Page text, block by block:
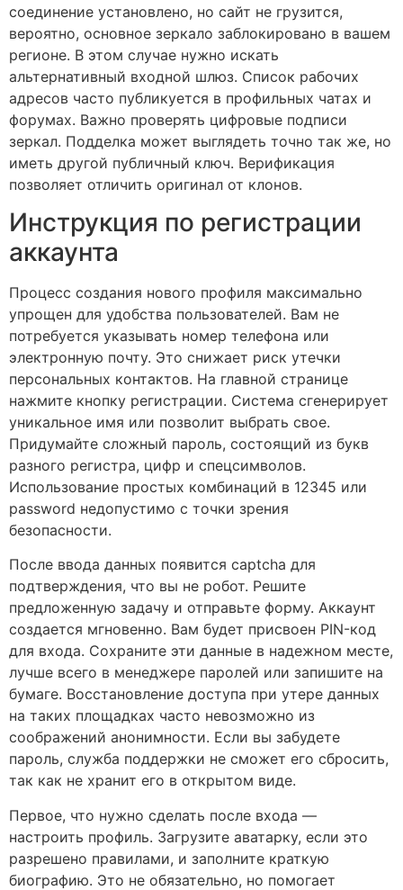
соединение установлено, но сайт не грузится,
вероятно, основное зеркало заблокировано в вашем
регионе. В этом случае нужно искать
альтернативный входной шлюз. Список рабочих
адресов часто публикуется в профильных чатах и
форумах. Важно проверять цифровые подписи
зеркал. Подделка может выглядеть точно так же, но
иметь другой публичный ключ. Верификация
позволяет отличить оригинал от клонов.
Инструкция по регистрации
аккаунта
Процесс создания нового профиля максимально
упрощен для удобства пользователей. Вам не
потребуется указывать номер телефона или
электронную почту. Это снижает риск утечки
персональных контактов. На главной странице
нажмите кнопку регистрации. Система сгенерирует
уникальное имя или позволит выбрать свое.
Придумайте сложный пароль, состоящий из букв
разного регистра, цифр и спецсимволов.
Использование простых комбинаций в 12345 или
password недопустимо с точки зрения
безопасности.
После ввода данных появится captcha для
подтверждения, что вы не робот. Решите
предложенную задачу и отправьте форму. Аккаунт
создается мгновенно. Вам будет присвоен PIN-код
для входа. Сохраните эти данные в надежном месте,
лучше всего в менеджере паролей или запишите на
бумаге. Восстановление доступа при утере данных
на таких площадках часто невозможно из
соображений анонимности. Если вы забудете
пароль, служба поддержки не сможет его сбросить,
так как не хранит его в открытом виде.
Первое, что нужно сделать после входа —
настроить профиль. Загрузите аватарку, если это
разрешено правилами, и заполните краткую
биографию. Это не обязательно, но помогает